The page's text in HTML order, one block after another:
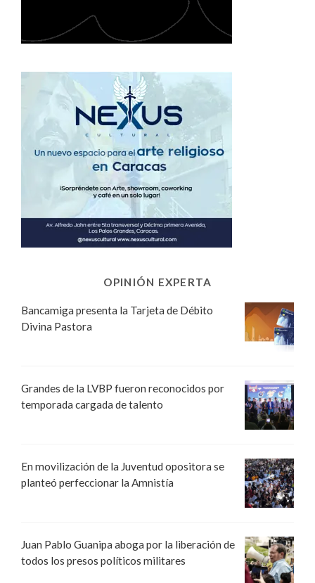
OPINIÓN EXPERTA
Bancamiga presenta la Tarjeta de Débito
Divina Pastora
Grandes de la LVBP fueron reconocidos por
temporada cargada de talento
En movilización de la Juventud opositora se
planteó perfeccionar la Amnistía
Juan Pablo Guanipa aboga por la liberación de
todos los presos políticos militares